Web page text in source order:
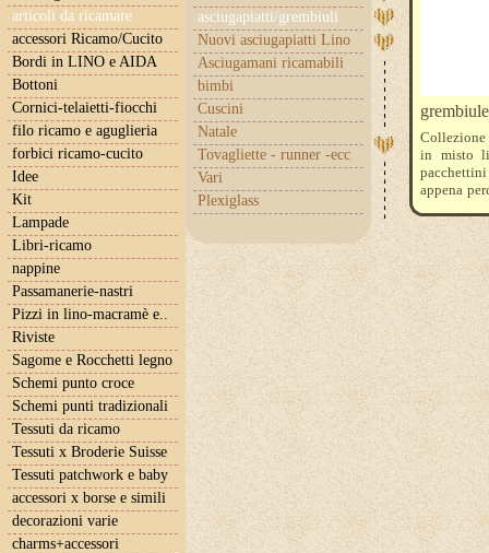
articoli da ricamare
asciugapiatti/grembiuli
Nuovi asciugapiatti Lino
Asciugamani ricamabili
bimbi
Cuscini
Natale
Tovagliette - runner -ecc
Vari
Plexiglass
accessori Ricamo/Cucito
Bordi in LINO e AIDA
Bottoni
Cornici-telaietti-fiocchi
filo ricamo e aguglieria
forbici ricamo-cucito
Idee
Kit
Lampade
Libri-ricamo
nappine
Passamanerie-nastri
Pizzi in lino-macramè e..
Riviste
Sagome e Rocchetti legno
Schemi punto croce
Schemi punti tradizionali
Tessuti da ricamo
Tessuti x Broderie Suisse
Tessuti patchwork e baby
accessori x borse e simili
decorazioni varie
charms+accessori
Collezione
in misto
pacchettini
appena
cm. 35x8